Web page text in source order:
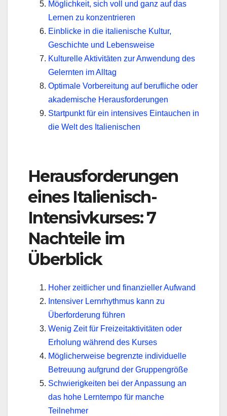
Möglichkeit, sich voll und ganz auf das
Lernen zu konzentrieren
Einblicke in die italienische Kultur,
Geschichte und Lebensweise
Kulturelle Aktivitäten zur Anwendung des
Gelernten im Alltag
Optimale Vorbereitung auf berufliche oder
akademische Herausforderungen
Startpunkt für ein intensives Eintauchen in
die Welt des Italienischen
Herausforderungen
eines Italienisch-
Intensivkurses: 7
Nachteile im
Überblick
Hoher zeitlicher und finanzieller Aufwand
Intensiver Lernrhythmus kann zu
Überforderung führen
Wenig Zeit für Freizeitaktivitäten oder
Erholung während des Kurses
Möglicherweise begrenzte individuelle
Betreuung aufgrund der Gruppengröße
Schwierigkeiten bei der Anpassung an
das hohe Lerntempo für manche
Teilnehmer